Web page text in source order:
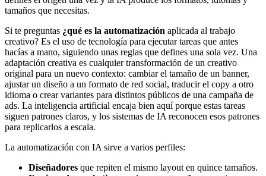
tamaños que necesitas.
Si te preguntas ¿qué es la automatización aplicada al trabajo
creativo? Es el uso de tecnología para ejecutar tareas que antes
hacías a mano, siguiendo unas reglas que defines una sola vez. Una
adaptación creativa es cualquier transformación de un creativo
original para un nuevo contexto: cambiar el tamaño de un banner,
ajustar un diseño a un formato de red social, traducir el copy a otro
idioma o crear variantes para distintos públicos de una campaña de
ads. La inteligencia artificial encaja bien aquí porque estas tareas
siguen patrones claros, y los sistemas de IA reconocen esos patrones
para replicarlos a escala.
La automatización con IA sirve a varios perfiles:
Diseñadores que repiten el mismo layout en quince tamaños.